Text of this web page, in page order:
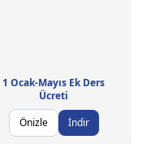
1 Ocak-Mayıs Ek Ders
Ücreti
Önizle
İndir